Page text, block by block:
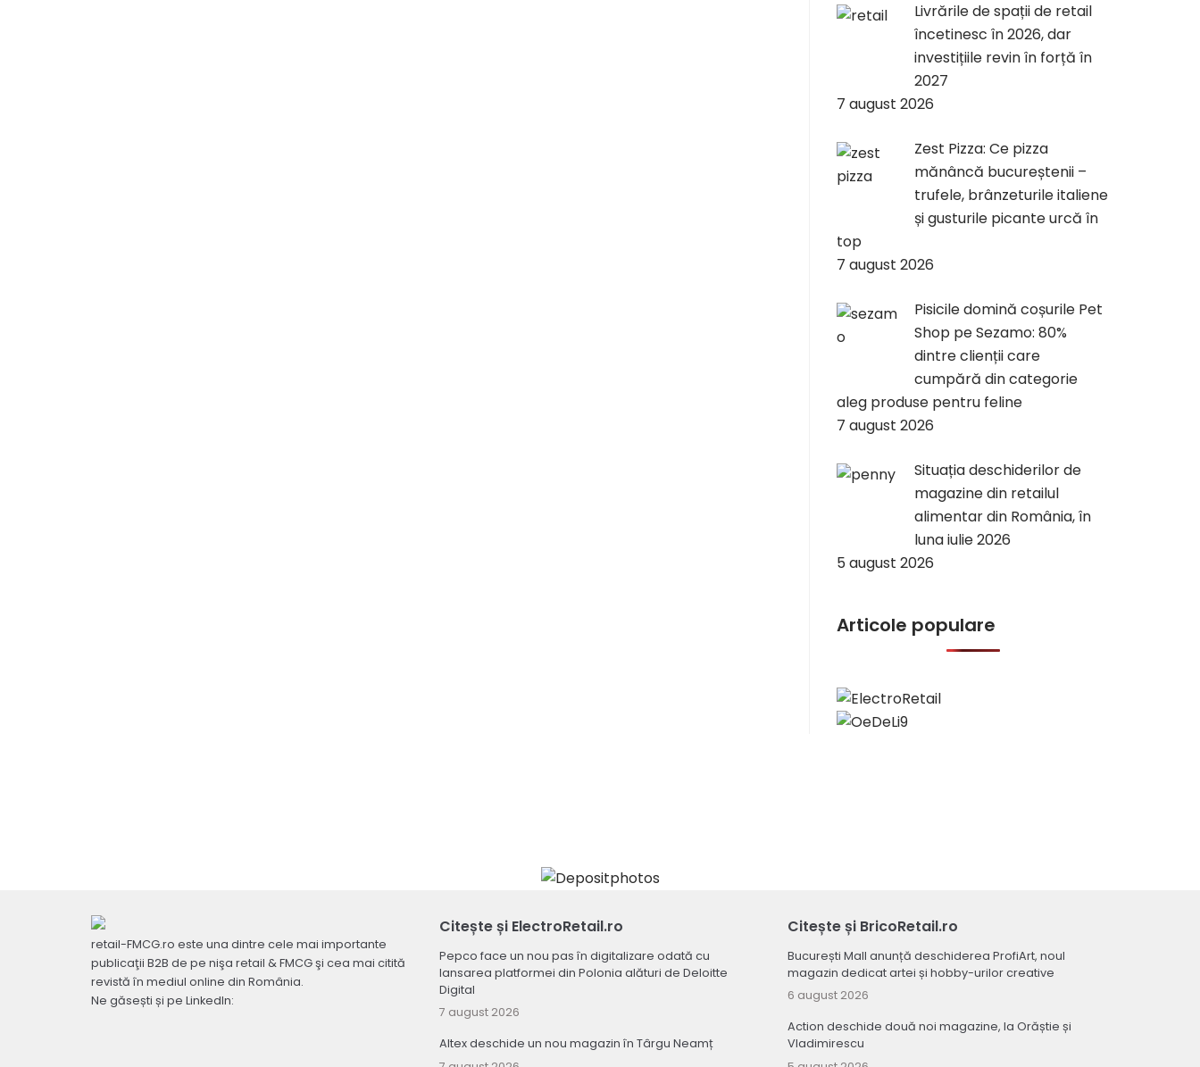
Livrările de spații de retail
încetinesc în 2026, dar
investițiile revin în forță în
2027
7 august 2026
Zest Pizza: Ce pizza
mănâncă bucureștenii –
trufele, brânzeturile italiene
și gusturile picante urcă în
top
7 august 2026
Pisicile domină coșurile Pet
Shop pe Sezamo: 80%
dintre clienții care
cumpără din categorie
aleg produse pentru feline
7 august 2026
Situația deschiderilor de
magazine din retailul
alimentar din România, în
luna iulie 2026
5 august 2026
Articole populare
retail-FMCG.ro este una dintre cele mai importante
publicaţii B2B de pe nişa retail & FMCG şi cea mai citită
revistă în mediul online din România.
Ne găsești și pe LinkedIn:
Citește și ElectroRetail.ro
Pepco face un nou pas în digitalizare odată cu
lansarea platformei din Polonia alături de Deloitte
Digital
7 august 2026
Altex deschide un nou magazin în Târgu Neamț
Citește și BricoRetail.ro
București Mall anunță deschiderea ProfiArt, noul
magazin dedicat artei și hobby-urilor creative
6 august 2026
Action deschide două noi magazine, la Orăștie și
Vladimirescu